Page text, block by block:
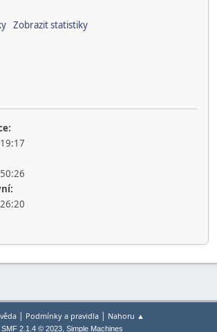
Zobrazit statistiky
| Podmínky a pravidla| Nahoru ▲
SMF 2.1.4 © 2023, Simple Machines